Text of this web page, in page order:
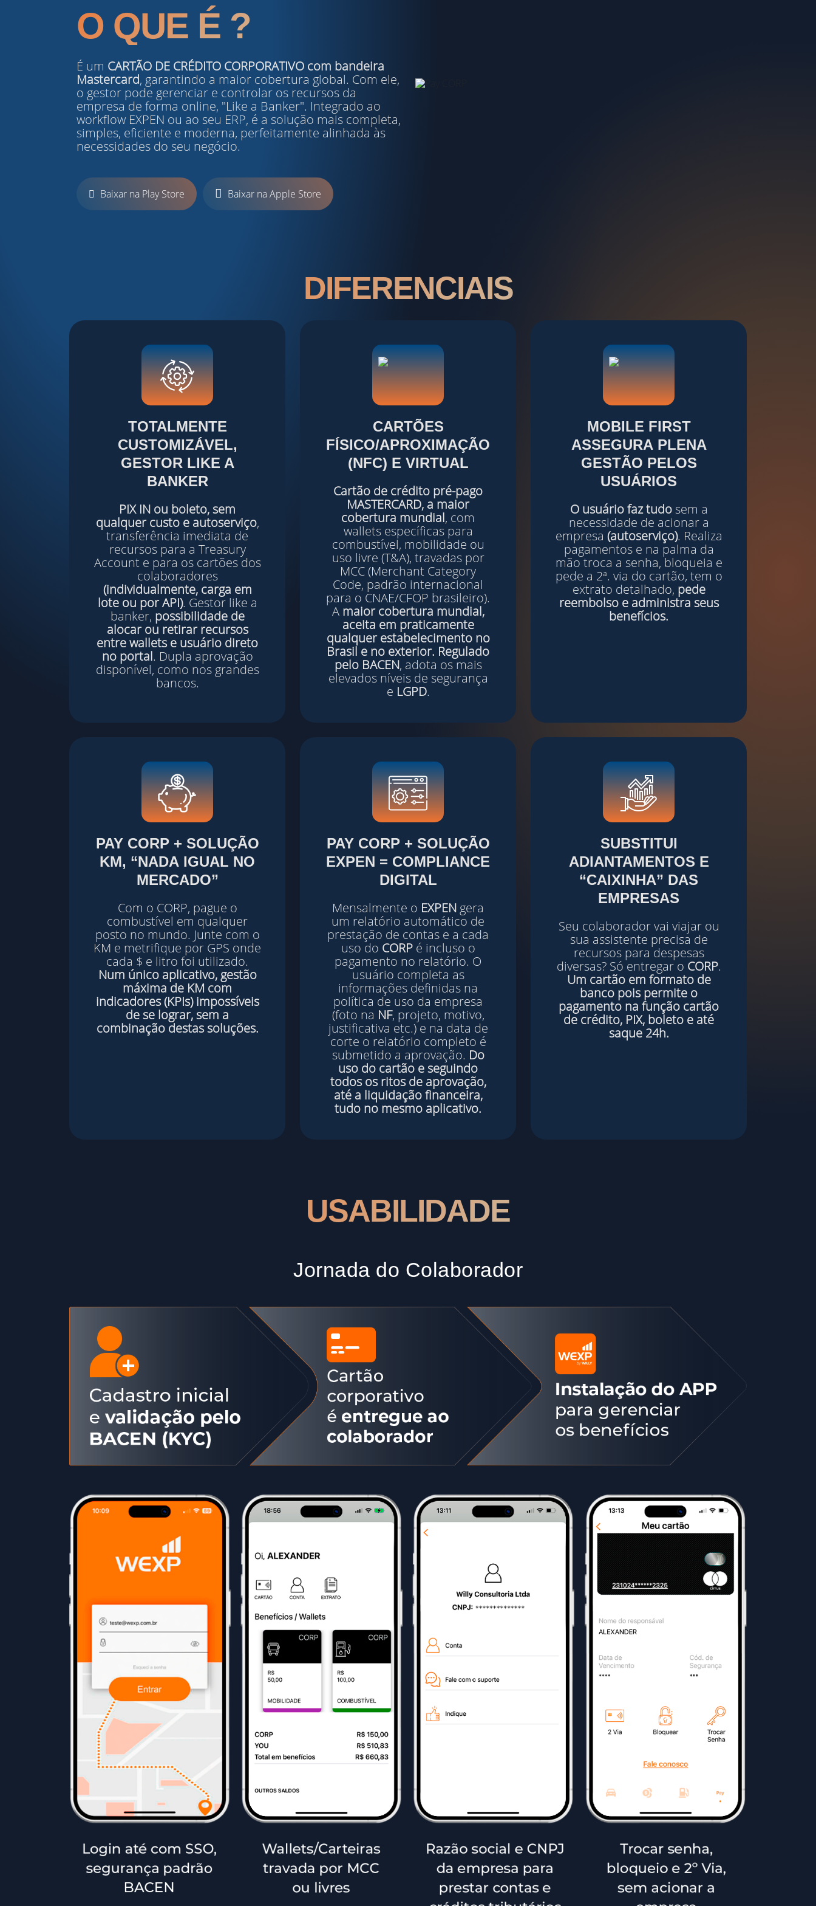
O QUE É ?
É um CARTÃO DE CRÉDITO CORPORATIVO com bandeira
Mastercard, garantindo a maior cobertura global. Com ele,
o gestor pode gerenciar e controlar os recursos da
empresa de forma online, "Like a Banker". Integrado ao
workflow EXPEN ou ao seu ERP, é a solução mais completa,
simples, eficiente e moderna, perfeitamente alinhada às
necessidades do seu negócio.
Baixar na Play Store Baixar na Apple Store
DIFERENCIAIS
TOTALMENTE
CUSTOMIZÁVEL,
GESTOR LIKE A
BANKER
PIX IN ou boleto, sem
qualquer custo e autoserviço,
transferência imediata de
recursos para a Treasury
Account e para os cartões dos
colaboradores
(individualmente, carga em
lote ou porAPI). Gestor like a
banker, possibilidade de
alocar ou retirar recursos
entre wallets e usuário direto
no portal. Dupla aprovação
disponível, como nos grandes
bancos.
CARTÕES
FÍSICO/APROXIMAÇÃO
(NFC) E VIRTUAL
Cartão de crédito pré-pago
MASTERCARD, a maior
cobertura mundial, com
wallets específicas para
combustível, mobilidade ou
uso livre (T&A), travadas por
MCC (Merchant Category
Code, padrão internacional
para o CNAE/CFOP brasileiro).
A maior cobertura mundial,
aceita em praticamente
qualquer estabelecimento no
Brasil e no exterior. Regulado
pelo BACEN, adota os mais
elevados níveis de segurança
e LGPD.
MOBILE FIRST
ASSEGURA PLENA
GESTÃO PELOS
USUÁRIOS
O usuário faz tudosem a
necessidade de acionar a
empresa (autoserviço). Realiza
pagamentos e na palma da
mão troca a senha, bloqueia e
pede a 2ª. via do cartão, tem o
extrato detalhado, pede
reembolso e administra seus
benefícios.
PAY CORP+ SOLUÇÃO
KM, “NADA IGUAL NO
MERCADO”
Com o CORP, pague o
combustível em qualquer
posto no mundo. Junte com o
KM e metrifique por GPS onde
cada $ e litro foi utilizado.
Num único aplicativo, gestão
máxima de KM com
indicadores (KPIs) impossíveis
de se lograr, sem a
combinação destas soluções.
PAY CORP+ SOLUÇÃO
EXPEN = COMPLIANCE
DIGITAL
Mensalmente o EXPEN gera
um relatório automático de
prestação de contas e a cada
uso do CORPé incluso o
pagamento no relatório. O
usuário completa as
informações definidas na
política de uso da empresa
(foto na NF, projeto, motivo,
justificativa etc.) e na data de
corte o relatório completo é
submetido a aprovação. Do
uso do cartão e seguindo
todos os ritos de aprovação,
até a liquidação financeira,
tudo no mesmo aplicativo.
SUBSTITUI
ADIANTAMENTOS E
“CAIXINHA” DAS
EMPRESAS
Seu colaborador vai viajar ou
sua assistente precisa de
recursos para despesas
diversas? Só entregar o CORP.
Um cartão em formato de
banco pois permite o
pagamento na função cartão
de crédito, PIX, boleto e até
saque 24h.
USABILIDADE
Jornada do Colaborador